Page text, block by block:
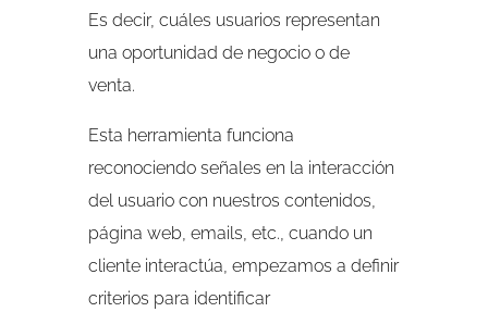
Es decir, cuáles usuarios representan
una oportunidad de negocio o de
venta.
Esta herramienta funciona
reconociendo señales en la interacción
del usuario con nuestros contenidos,
página web, emails, etc., cuando un
cliente interactúa, empezamos a definir
criterios para identificar